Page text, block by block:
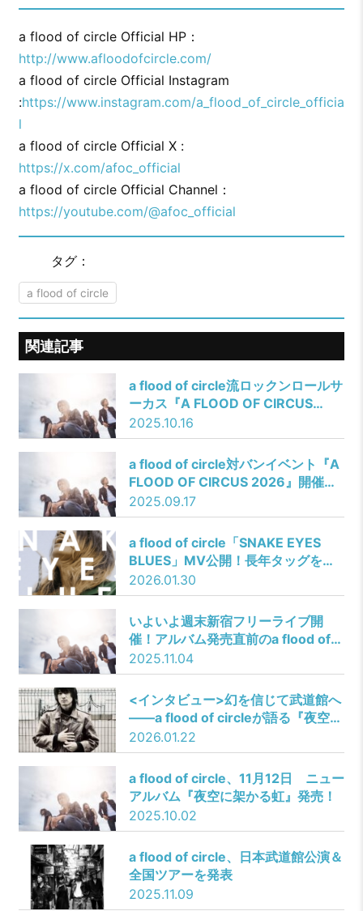
a flood of circle Official HP：
http://www.afloodofcircle.com/
a flood of circle Official Instagram
:https://www.instagram.com/a_flood_of_circle_officia
l
a flood of circle Official X :
https://x.com/afoc_official
a flood of circle Official Channel：
https://youtube.com/@afoc_official
タグ：
a flood of circle
関連記事
a flood of circle流ロックンロールサ
ーカス『A FLOOD OF CIRCUS
2026』全出演者発表！
2025.10.16
a flood of circle対バンイベント『A
FLOOD OF CIRCUS 2026』開催決
定！
2025.09.17
a flood of circle「SNAKE EYES
BLUES」MV公開！長年タッグを組
んできた加藤マニが監督
2026.01.30
いよいよ週末新宿フリーライブ開
催！アルバム発売直前のa flood of
circle、FM802で新曲
「ASHMAN」初オンエア
2025.11.04
<インタビュー>幻を信じて武道館へ
――a flood of circleが語る『夜空に
架かる虹』と20年分の逡巡
2026.01.22
a flood of circle、11月12日 ニュー
アルバム『夜空に架かる虹』発売！
2025.10.02
a flood of circle、日本武道館公演＆
全国ツアーを発表
2025.11.09